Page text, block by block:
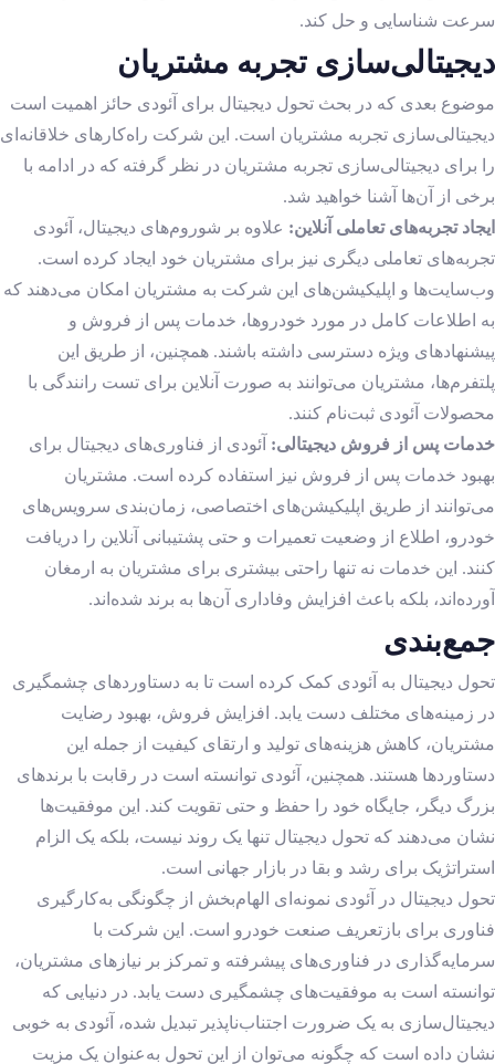
سرعت شناسایی و حل کند.
دیجیتالی‌سازی تجربه مشتریان
موضوع بعدی که در بحث تحول دیجیتال برای آئودی حائز اهمیت است
دیجیتالی‌سازی تجربه مشتریان است. این شرکت راه‌کارهای خلاقا‌نه‌ای
را برای دیجیتالی‌سازی تجربه مشتریان در نظر گرفته که در ادامه با
برخی از آن‌ها آشنا خواهید شد.
ایجاد تجربه‌های تعاملی آنلاین: علاوه بر شوروم‌های دیجیتال، آئودی
تجربه‌های تعاملی دیگری نیز برای مشتریان خود ایجاد کرده است.
وب‌سایت‌ها و اپلیکیشن‌های این شرکت به مشتریان امکان می‌دهند که
به اطلاعات کامل در مورد خودروها، خدمات پس از فروش و
پیشنهادهای ویژه دسترسی داشته باشند. همچنین، از طریق این
پلتفرم‌ها، مشتریان می‌توانند به صورت آنلاین برای تست رانندگی با
محصولات آئودی ثبت‌نام کنند.
خدمات پس از فروش دیجیتالی: آئودی از فناوری‌های دیجیتال برای
بهبود خدمات پس از فروش نیز استفاده کرده است. مشتریان
می‌توانند از طریق اپلیکیشن‌های اختصاصی، زمان‌بندی سرویس‌های
خودرو، اطلاع از وضعیت تعمیرات و حتی پشتیبانی آنلاین را دریافت
کنند. این خدمات نه تنها راحتی بیشتری برای مشتریان به ارمغان
آورده‌اند، بلکه باعث افزایش وفاداری آن‌ها به برند شده‌اند.
جمع‌بندی
تحول دیجیتال به آئودی کمک کرده است تا به دستاوردهای چشمگیری
در زمینه‌های مختلف دست یابد. افزایش فروش، بهبود رضایت
مشتریان، کاهش هزینه‌های تولید و ارتقای کیفیت از جمله این
دستاوردها هستند. همچنین، آئودی توانسته است در رقابت با برندهای
بزرگ دیگر، جایگاه خود را حفظ و حتی تقویت کند. این موفقیت‌ها
نشان می‌دهند که تحول دیجیتال تنها یک روند نیست، بلکه یک الزام
استراتژیک برای رشد و بقا در بازار جهانی است.
تحول دیجیتال در آئودی نمونه‌ای الهام‌بخش از چگونگی به‌کارگیری
فناوری برای بازتعریف صنعت خودرو است. این شرکت با
سرمایه‌گذاری در فناوری‌های پیشرفته و تمرکز بر نیازهای مشتریان،
توانسته است به موفقیت‌های چشمگیری دست یابد. در دنیایی که
دیجیتال‌سازی به یک ضرورت اجتناب‌ناپذیر تبدیل شده، آئودی به خوبی
نشان داده است که چگونه می‌توان از این تحول به‌عنوان یک مزیت